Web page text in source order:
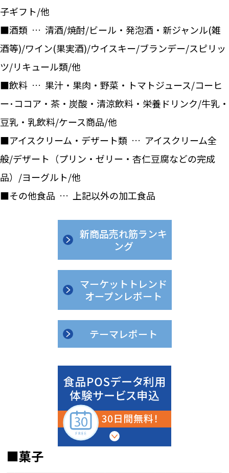
子ギフト/他
■酒類 … 清酒/焼酎/ビール・発泡酒・新ジャンル(雑
酒等)/ワイン(果実酒)/ウイスキー/ブランデー/スピリッ
ツ/リキュール類/他
■飲料 … 果汁・果肉・野菜・トマトジュース/コーヒ
ー･ココア・茶・炭酸・清涼飲料・栄養ドリンク/牛乳・
豆乳・乳飲料/ケース商品/他
■アイスクリーム・デザート類 … アイスクリーム全
般/デザート（プリン・ゼリー・杏仁豆腐などの完成
品）/ヨーグルト/他
■その他食品 … 上記以外の加工食品
新商品売れ筋ランキ
ング
マーケットトレンド
オープンレポート
テーマレポート
■菓子